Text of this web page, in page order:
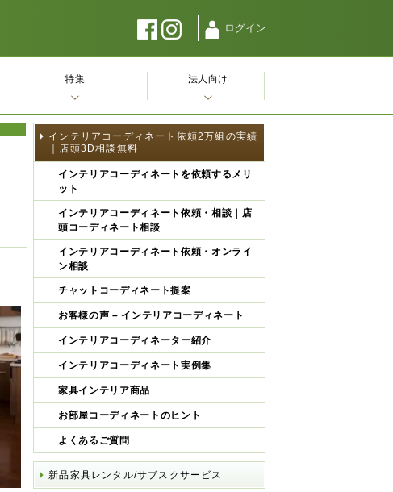
ログイン
インテリアコーディネート依頼2万組の実績
｜店頭3D相談無料
インテリアコーディネートを依頼するメリ
ット
インテリアコーディネート依頼・相談｜店
頭コーディネート相談
インテリアコーディネート依頼・オンライ
ン相談
チャットコーディネート提案
お客様の声 – インテリアコーディネート
インテリアコーディネーター紹介
インテリアコーディネート実例集
家具インテリア商品
お部屋コーディネートのヒント
よくあるご質問
新品家具レンタル/サブスクサービス
特集 法人向け